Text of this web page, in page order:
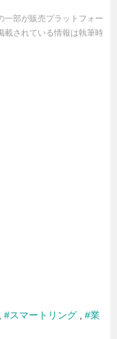
部が販売プラットフォー
載されている情報は執筆時
#スマートリング
#業